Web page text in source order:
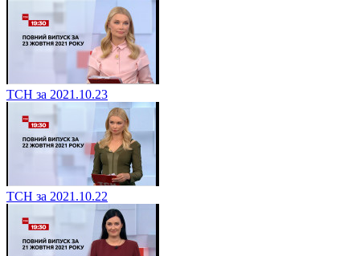
ТСН за 2021.10.23
ТСН за 2021.10.22